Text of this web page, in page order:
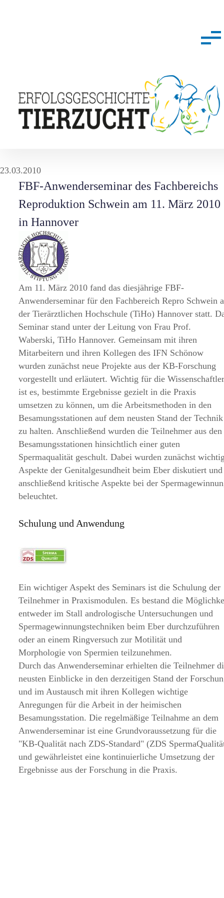
23.03.2010
FBF-Anwenderseminar des Fachbereichs
Reproduktion Schwein am 11. März 2010
in Hannover
Am 11. März 2010 fand das diesjährige FBF-
Anwenderseminar für den Fachbereich Repro Schwein
der Tierärztlichen Hochschule (TiHo) Hannover statt.
Seminar stand unter der Leitung von Frau Prof.
Waberski, TiHo Hannover. Gemeinsam mit ihren
Mitarbeitern und ihren Kollegen des IFN Schönow
wurden zunächst neue Projekte aus der KB-Forschung
vorgestellt und erläutert. Wichtig für die
ist es, bestimmte Ergebnisse gezielt in die Praxis
umsetzen zu können, um die Arbeitsmethoden in den
Besamungsstationen auf dem neusten Stand der Technik
zu halten. Anschließend wurden die Teilnehmer aus den
Besamungsstationen hinsichtlich einer guten
Spermaqualität geschult. Dabei wurden zunächst
Aspekte der Genitalgesundheit beim Eber diskutiert und
anschließend kritische Aspekte bei der
beleuchtet.
Schulung und Anwendung
Ein wichtiger Aspekt des Seminars ist die Schulung der
Teilnehmer in Praxismodulen. Es bestand die
entweder im Stall andrologische Untersuchungen und
Spermagewinnungstechniken beim Eber durchzuführen
oder an einem Ringversuch zur Motilität und
Morphologie von Spermien teilzunehmen.
Durch das Anwenderseminar erhielten die Teilnehmer
neusten Einblicke in den derzeitigen Stand der
und im Austausch mit ihren Kollegen wichtige
Anregungen für die Arbeit in der heimischen
Besamungsstation. Die regelmäßige Teilnahme an dem
Anwenderseminar ist eine Grundvoraussetzung für die
KB-Qualität nach ZDS-Standard (ZDS
und gewährleistet eine kontinuierliche Umsetzung der
Ergebnisse aus der Forschung in die Praxis.